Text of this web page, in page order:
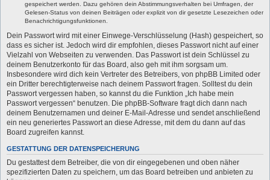
gespeichert werden. Dazu gehören dein Abstimmungsverhalten bei Umfragen, der
Gelesen-Status von deinen Beiträgen oder explizit von dir gesetzte Lesezeichen oder
Benachrichtigungsfunktionen.
Dein Passwort wird mit einer Einwege-Verschlüsselung (Hash) gespeichert, so
dass es sicher ist. Jedoch wird dir empfohlen, dieses Passwort nicht auf einer
Vielzahl von Webseiten zu verwenden. Das Passwort ist dein Schlüssel zu
deinem Benutzerkonto für das Board, also geh mit ihm sorgsam um.
Insbesondere wird dich kein Vertreter des Betreibers, von phpBB Limited oder
ein Dritter berechtigterweise nach deinem Passwort fragen. Solltest du dein
Passwort vergessen haben, so kannst du die Funktion „Ich habe mein
Passwort vergessen“ benutzen. Die phpBB-Software fragt dich dann nach
deinem Benutzernamen und deiner E-Mail-Adresse und sendet anschließend
ein neu generiertes Passwort an diese Adresse, mit dem du dann auf das
Board zugreifen kannst.
GESTATTUNG DER DATENSPEICHERUNG
Du gestattest dem Betreiber, die von dir eingegebenen und oben näher
spezifizierten Daten zu speichern, um das Board betreiben und anbieten zu